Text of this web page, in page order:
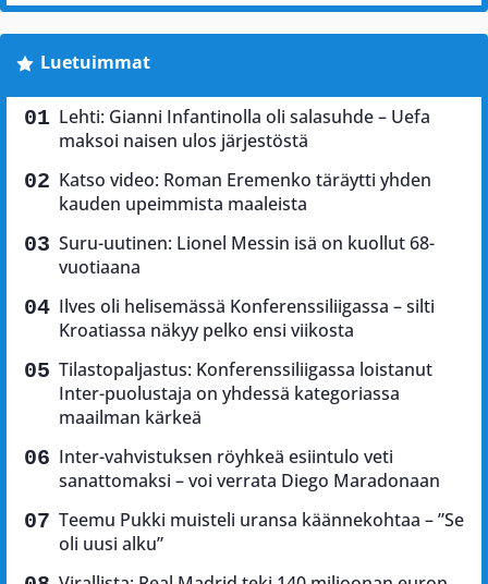
Luetuimmat
Lehti: Gianni Infantinolla oli salasuhde – Uefa
maksoi naisen ulos järjestöstä
Katso video: Roman Eremenko täräytti yhden
kauden upeimmista maaleista
Suru-uutinen: Lionel Messin isä on kuollut 68-
vuotiaana
Ilves oli helisemässä Konferenssiliigassa – silti
Kroatiassa näkyy pelko ensi viikosta
Tilastopaljastus: Konferenssiliigassa loistanut
Inter-puolustaja on yhdessä kategoriassa
maailman kärkeä
Inter-vahvistuksen röyhkeä esiintulo veti
sanattomaksi – voi verrata Diego Maradonaan
Teemu Pukki muisteli uransa käännekohtaa – ”Se
oli uusi alku”